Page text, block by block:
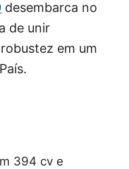
desembarca no
de unir
em um
394 cv e